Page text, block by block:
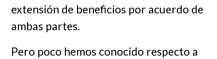
extensión de beneficios por acuerdo de
ambas partes.
Pero poco hemos conocido respecto a